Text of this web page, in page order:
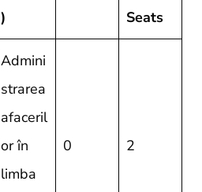
)
Seats
Admini
strarea
afaceril
or în
limba
0 2